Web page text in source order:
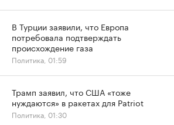
В Турции заявили, что Европа
потребовала подтверждать
происхождение газа
Политика, 01:59
Трамп заявил, что США «тоже
нуждаются» в ракетах для Patriot
Политика, 01:30